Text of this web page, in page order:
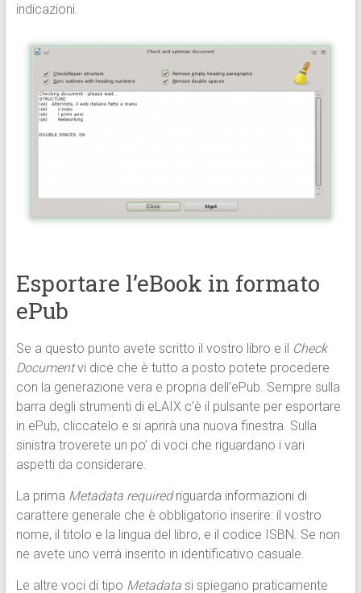
indicazioni.
Esportare l’eBook in formato
ePub
Se a questo punto avete scritto il vostro libro e il Check
Documentvi dice che è tutto a posto potete procedere
con la generazione vera e propria dell’ePub. Sempre sulla
barra degli strumenti di eLAIX c’è il pulsante per esportare
in ePub, cliccatelo e si aprirà una nuova finestra. Sulla
sinistra troverete un po’ di voci che riguardano i vari
aspetti da considerare.
La prima Metadata requiredriguarda informazioni di
carattere generale che è obbligatorio inserire: il vostro
nome, il titolo e la lingua del libro, e il codice ISBN. Se non
ne avete uno verrà inserito in identificativo casuale.
Le altre voci di tipo Metadatasi spiegano praticamente